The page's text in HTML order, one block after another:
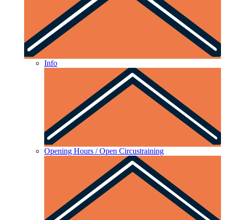
Info
Opening Hours / Open Circustraining